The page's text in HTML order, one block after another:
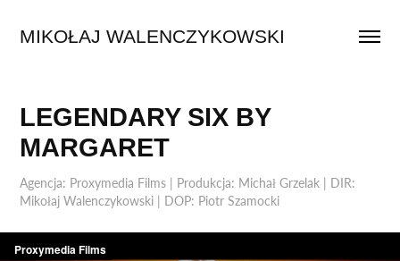
MIKOŁAJ WALENCZYKOWSKI
LEGENDARY SIX BY
MARGARET
Agencja: Proxymedia Films | Produkcja: Michał Grzelak | DIR:
Mikołaj Walenczykowski | DOP: Piotr Szamocki